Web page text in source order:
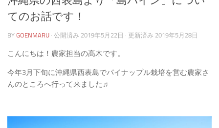
てのお話です！
BY GOENMARU · 公開済み 2019年5月22日 · 更新済み 2019年5月28日
こんにちは！農家担当の髙木です。
今年3月下旬に沖縄県西表島でパイナップル栽培を営む農家さ
んのところへ行って来ました♬